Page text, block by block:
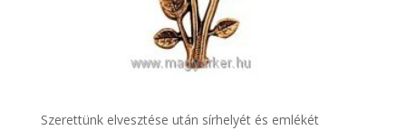
Szerettünk elvesztése után sírhelyét és emlékét